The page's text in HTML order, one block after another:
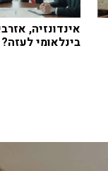
אינדונזיה,
בינלאומי לעזה?